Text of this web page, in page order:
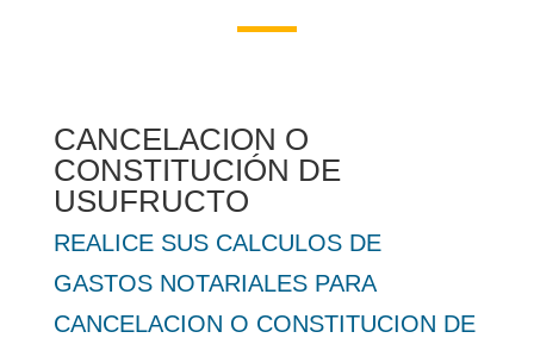
CANCELACION O
CONSTITUCIÓN DE
USUFRUCTO
REALICE SUS CALCULOS DE
GASTOS NOTARIALES PARA
CANCELACION O CONSTITUCION DE